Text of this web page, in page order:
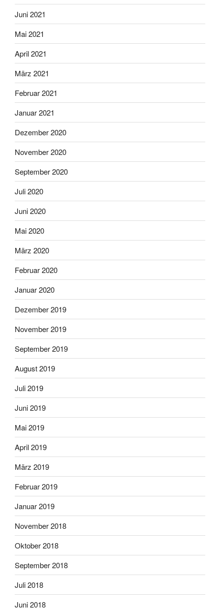
Juni 2021
Mai 2021
April 2021
März 2021
Februar 2021
Januar 2021
Dezember 2020
November 2020
September 2020
Juli 2020
Juni 2020
Mai 2020
März 2020
Februar 2020
Januar 2020
Dezember 2019
November 2019
September 2019
August 2019
Juli 2019
Juni 2019
Mai 2019
April 2019
März 2019
Februar 2019
Januar 2019
November 2018
Oktober 2018
September 2018
Juli 2018
Juni 2018